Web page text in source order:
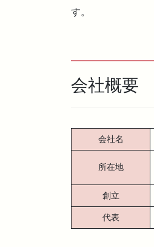
す。
会社概要
会社名
所在地
創立
代表